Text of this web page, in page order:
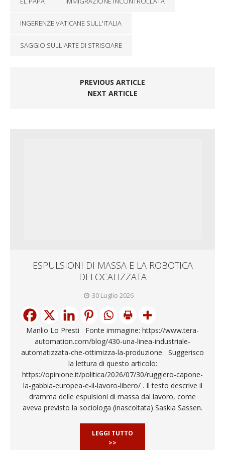
INGERENZE VATICANE SULL'ITALIA
SAGGIO SULL'ARTE DI STRISCIARE
PREVIOUS ARTICLE
NEXT ARTICLE
ESPULSIONI DI MASSA E LA ROBOTICA
DELOCALIZZATA
30 Luglio 2026
Manlio Lo Presti Fonte immagine: https://www.tera-
automation.com/blog/430-una-linea-industriale-
automatizzata-che-ottimizza-la-produzione Suggerisco
la lettura di questo articolo:
https://opinione.it/politica/2026/07/30/ruggiero-capone-
la-gabbia-europea-e-il-lavoro-libero/ . Il testo descrive il
dramma delle espulsioni di massa dal lavoro, come
aveva previsto la sociologa (inascoltata) Saskia Sassen.
LEGGI TUTTO
>>